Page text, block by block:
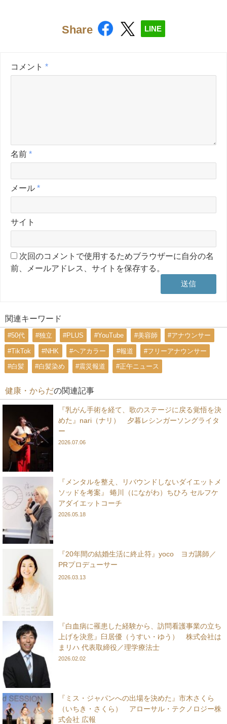
Share LINE
コメント *
名前 *
メール *
サイト
次回のコメントで使用するためブラウザーに自分の名
前、メールアドレス、サイトを保存する。
関連キーワード
#50代 #独立 #PLUS #YouTube #美容師 #アナウンサー
#TikTok #NHK #ヘアカラー #報道 #フリーアナウンサー
#白髪 #白髪染め #震災報道 #正午ニュース
健康・からだの関連記事
『乳がん手術を経て、歌のステージに戻る覚悟を決
めた』nari（ナリ） 夕暮レシンガーソングライタ
ー
2026.07.06
『メンタルを整え、リバウンドしないダイエットメ
ソッドを考案』 蜷川（にながわ）ちひろ セルフケ
アダイエットコーチ
2026.05.18
『20年間の結婚生活に終止符』yoco ヨガ講師／
PRプロデューサー
2026.03.13
『白血病に罹患した経験から、訪問看護事業の立ち
上げを決意』臼居優（うすい・ゆう） 株式会社は
まリハ 代表取締役／理学療法士
2026.02.02
『ミス・ジャパンへの出場を決めた』市木さくら
（いちき・さくら） アローサル・テクノロジー株
式会社 広報